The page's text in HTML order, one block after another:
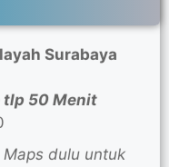
Surabaya
tlp 50 Menit
dulu untuk